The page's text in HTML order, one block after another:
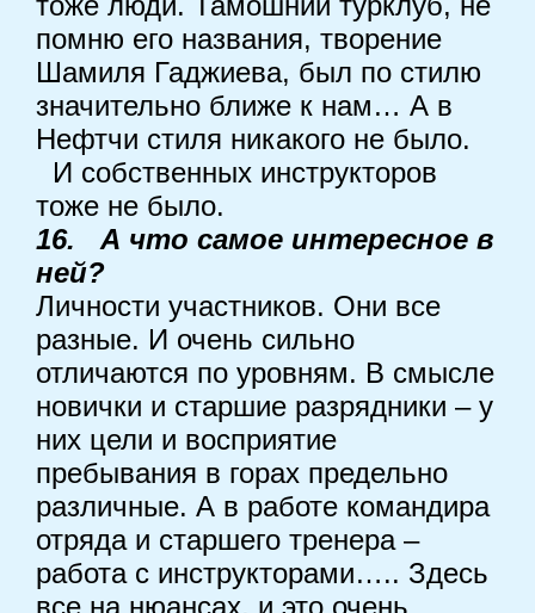
помню его названия, творение
Шамиля Гаджиева, был по стилю
значительно ближе к нам… А в
Нефтчи стиля никакого не было.
И собственных инструкторов
тоже не было.
16. А что самое интересное в
ней?
Личности участников. Они все
разные. И очень сильно
отличаются по уровням. В смысле
новички и старшие разрядники – у
них цели и восприятие
пребывания в горах предельно
различные. А в работе командира
отряда и старшего тренера –
работа с инструкторами….. Здесь